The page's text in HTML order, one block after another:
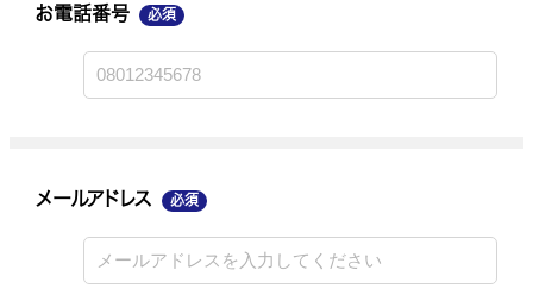
お電話番号 必須
メールアドレス 必須